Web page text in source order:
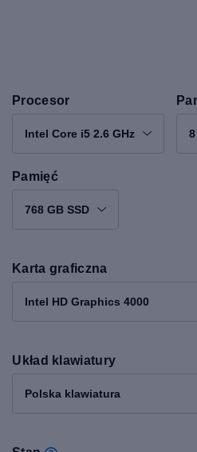
Procesor
Intel Core i5 2.6 GHz
Pamięć
768 GB SSD
Karta graficzna
Intel HD Graphics 4000
Układ klawiatury
Polska klawiatura